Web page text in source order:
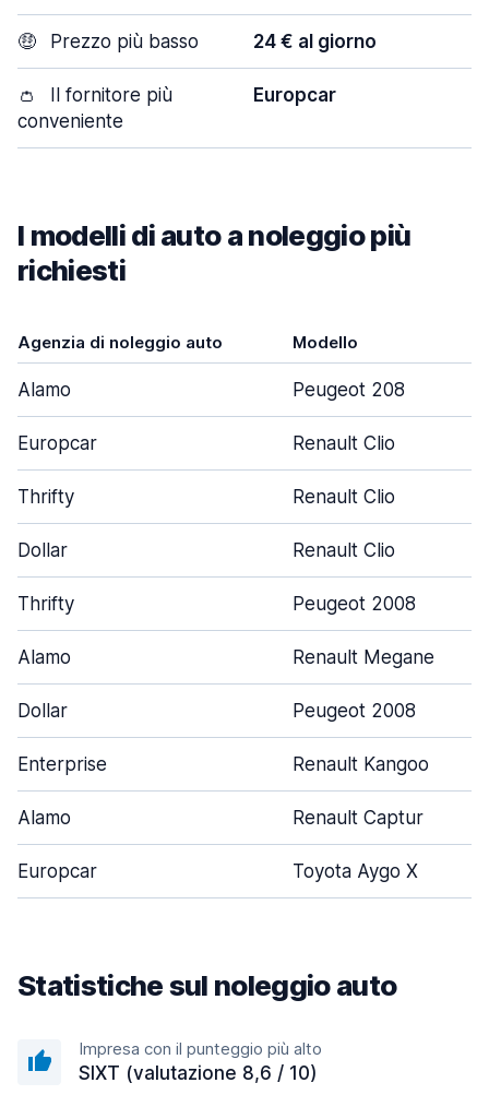
🤑 Prezzo più basso 24 € al giorno
👛
Il fornitore più
conveniente
Europcar
I modelli di auto a noleggio più
richiesti
Agenzia di noleggio auto Modello
Alamo Peugeot 208
Europcar Renault Clio
Thrifty Renault Clio
Dollar Renault Clio
Thrifty Peugeot 2008
Alamo Renault Megane
Dollar Peugeot 2008
Enterprise Renault Kangoo
Alamo Renault Captur
Europcar Toyota Aygo X
Statistiche sul noleggio auto
Impresa con il punteggio più alto
SIXT (valutazione 8,6 / 10)